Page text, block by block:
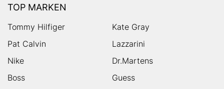
TOP MARKEN
Tommy Hilfiger
Kate Gray
Pat Calvin
Lazzarini
Nike
Dr.Martens
Boss
Guess